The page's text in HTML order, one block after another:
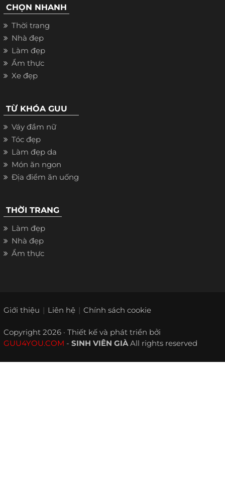
CHỌN NHANH
Thời trang
Nhà đẹp
Làm đẹp
Ẩm thực
Xe đẹp
TỪ KHÓA GUU
Váy đầm nữ
Tóc đẹp
Làm đẹp da
Món ăn ngon
Địa điểm ăn uống
THỜI TRANG
Làm đẹp
Nhà đẹp
Ẩm thực
Giới thiệu Liên hệ Chính sách cookie
Copyright 2026 · Thiết kế và phát triển bởi
GUU4YOU.COM - SINH VIÊN GIÀAll rights reserved